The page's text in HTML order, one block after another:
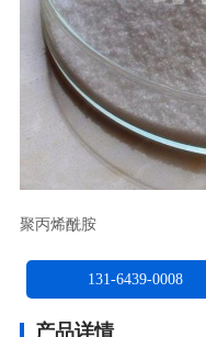
聚丙烯酰胺
131-6439-0008
产品详情